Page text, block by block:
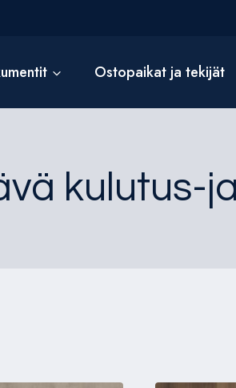
Ostopaikat ja tekijät
kulutus-